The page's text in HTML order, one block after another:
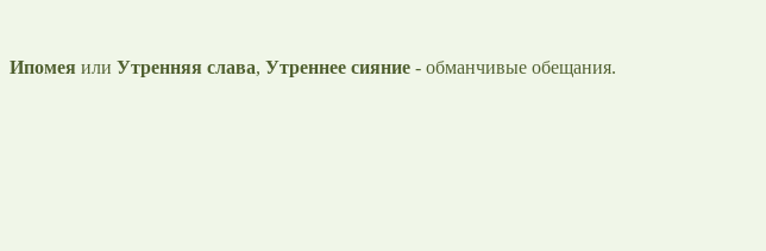
Ипомея или Утренняя слава, Утреннее сияние - обманчивые обещания.